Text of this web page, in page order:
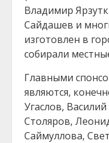
Владимир
Сайдашев и
изготовлен в
собирали
Главными
являются,
Угаслов,
Столяров,
Саймуллова,